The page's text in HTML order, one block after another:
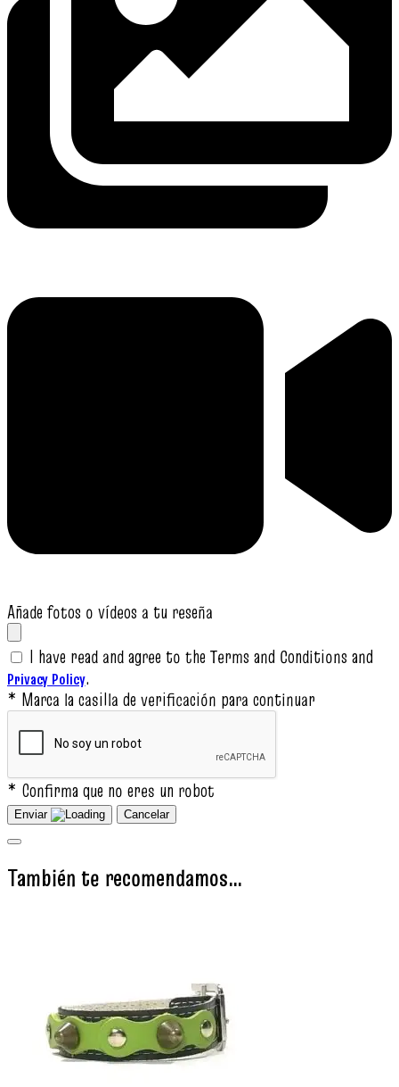
Añade fotos o vídeos a tu reseña
I have read and agree to the Terms and Conditions and
Privacy Policy.
* Marca la casilla de verificación para continuar
* Confirma que no eres un robot
Enviar Cancelar
También te recomendamos…